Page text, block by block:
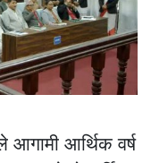
आर्थिक वर्ष